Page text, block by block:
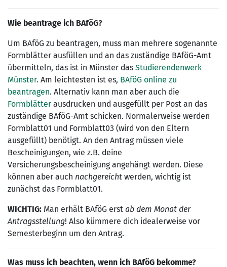
Wie beantrage ich BAföG?
Um BAföG zu beantragen, muss man mehrere sogenannte
Formblätter ausfüllen und an das zuständige BAföG-Amt
übermitteln, das ist in Münster das Studierendenwerk
Münster. Am leichtesten ist es, BAföG online zu
beantragen. Alternativ kann man aber auch die
Formblätter ausdrucken und ausgefüllt per Post an das
zuständige BAföG-Amt schicken. Normalerweise werden
Formblatt01 und Formblatt03 (wird von den Eltern
ausgefüllt) benötigt. An den Antrag müssen viele
Bescheinigungen, wie z.B. deine
Versicherungsbescheinigung angehängt werden. Diese
können aber auch nachgereicht werden, wichtig ist
zunächst das Formblatt01.
WICHTIG: Man erhält BAföG erst ab dem Monat der
Antragsstellung! Also kümmere dich idealerweise vor
Semesterbeginn um den Antrag.
Was muss ich beachten, wenn ich BAföG bekomme?